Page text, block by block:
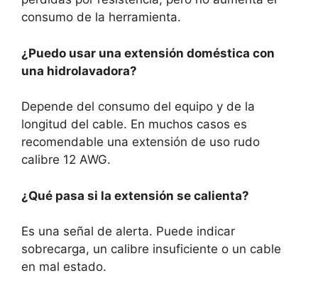
consumo de la herramienta.
¿Puedo usar una extensión doméstica con
una hidrolavadora?
Depende del consumo del equipo y de la
longitud del cable. En muchos casos es
recomendable una extensión de uso rudo
calibre 12 AWG.
¿Qué pasa si la extensión se calienta?
Es una señal de alerta. Puede indicar
sobrecarga, un calibre insuficiente o un cable
en mal estado.